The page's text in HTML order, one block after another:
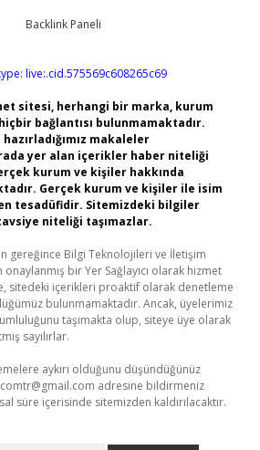
live:.cid.575569c608265c69
sitesi, herhangi bir marka, kurum
bağlantısı bulunmamaktadır.
makaleler
yer alan içerikler haber niteliği
kurum ve kişiler hakkında
Gerçek kurum ve kişiler ile isim
tesadüfidir. Sitemizdeki bilgiler
niteliği taşımazlar.
gereğince Bilgi Teknolojileri ve İletişim
onaylanmış bir Yer Sağlayıcı olarak hizmet
sitedeki içerikleri proaktif olarak denetleme
bulunmamaktadır. Ancak, üyelerimiz
taşımakta olup, siteye üye olarak
sayılırlar.
aykırı olduğunu düşündüğünüz
adresine bildirmeniz
süre içerisinde sitemizden kaldırılacaktır.